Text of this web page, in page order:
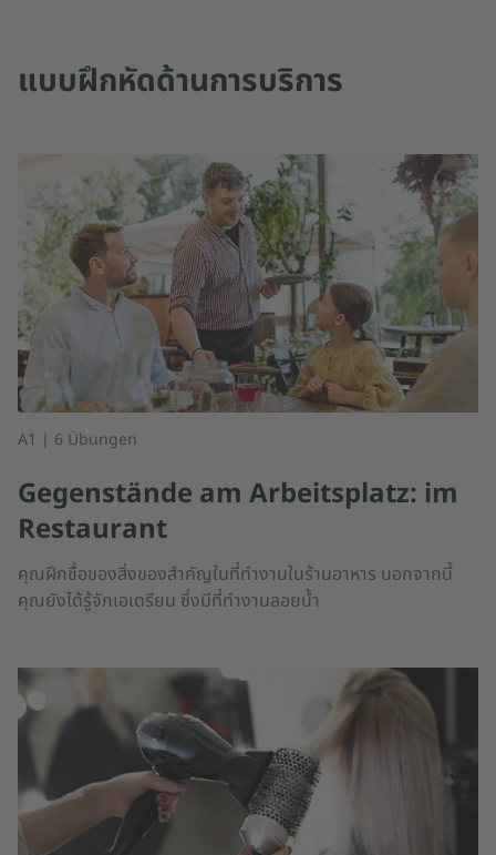
แบบฝึกหัดด้านการบริการ
A1 | 6 Übungen
Gegenstände am Arbeitsplatz: im
Restaurant
คุณฝึกชื่อของสิ่งของสำคัญในที่ทำงานในร้านอาหาร นอกจากนี้
คุณยังได้รู้จักเอเดรียน ซึ่งมีที่ทำงานลอยน้ำ